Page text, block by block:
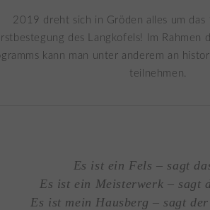
2019 dreht sich in Gröden alles um das
des Langkofels! Im Rahmen
kann man unter anderem an
teilnehmen.
Es ist ein Fels – sagt
Es ist ein Meisterwerk – sagt
Es ist mein Hausberg – sagt